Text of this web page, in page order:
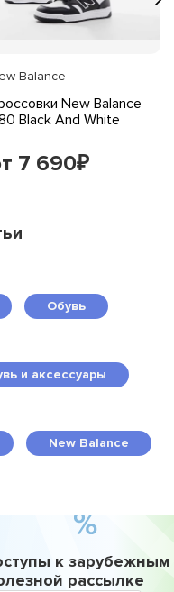
Balance
New Balance
Black And White
7 690₽
Обувь
и аксессуары
New Balance
к зарубежным
рассылке